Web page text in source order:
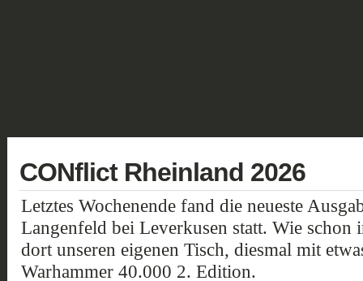
CONflict Rheinland 2026
Letztes Wochenende fand die neueste
Langenfeld bei Leverkusen statt. Wie schon
dort unseren eigenen Tisch, diesmal mit
Warhammer 40.000 2. Edition.